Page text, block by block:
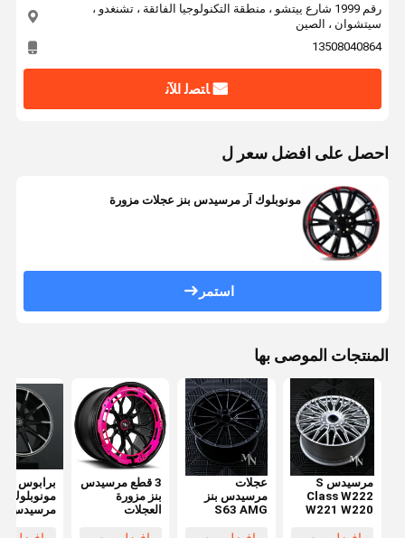
رقم 1999 شارع ييتشو ، منطقة التكنولوجيا الفائقة ، تشنغدو ،
سيتشوان ، الصين
13508040864
ﺎﺘﺼﻟ ﺍﻶﻧ
احصل على افضل سعر ل
مونوبلوك آر مرسيدس بنز عجلات مزورة
استمر
المنتجات الموصى بها
مرسيدس S
Class W222
W221 W220
عجلات
مرسيدس بنز
S63 AMG
3 قطع مرسيدس
بنز مزورة
العجلات
برابوس
مرسيدس